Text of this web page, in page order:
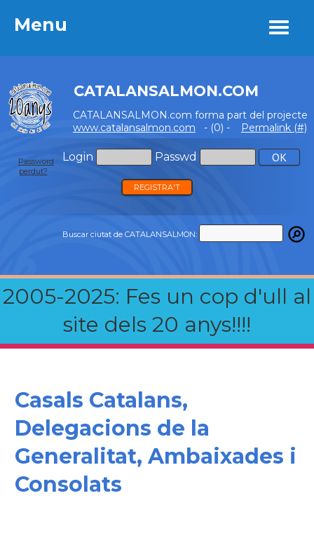
Menu
CATALANSALMON.COM
CATALANSALMON.com forma part del projecte
www.catalansalmon.com - (0) - Permalink (#)
Login Passwd
Password
perdut?
REGISTRA'T
Buscar ciutat de CATALANSALMON:
2005-2025: Fes un cop d'ull al
site dels 20 anys!!!!
Menu
Casals Catalans,
Delegacions de la
Generalitat, Ambaixades i
Consolats